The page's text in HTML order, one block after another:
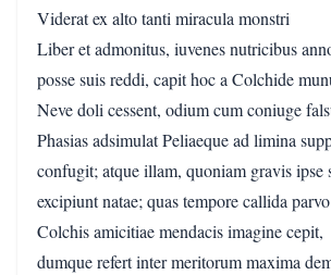
Viderat ex alto tanti miracula monstri
Liber et admonitus, iuvenes nutricibus
posse suis reddi, capit hoc a Colchide
Neve doli cessent, odium cum coniuge
Phasias adsimulat Peliaeque ad limina
confugit; atque illam, quoniam gravis ipse
excipiunt natae; quas tempore callida parvo
Colchis amicitiae mendacis imagine cepit,
dumque refert inter meritorum maxima